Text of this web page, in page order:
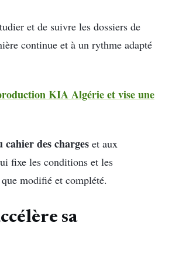
et de suivre les dossiers de
continue et à un rythme adapté
KIA Algérie et vise une
cahier des charges et aux
fixe les conditions et les
modifié et complété.
sa